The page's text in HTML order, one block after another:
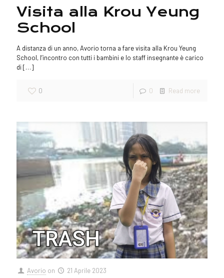
Visita alla Krou Yeung
School
A distanza di un anno, Avorio torna a fare visita alla Krou Yeung
School, l’incontro con tutti i bambini e lo staff insegnante è carico
di […]
0 0 Read more
Avorio on 21 Aprile 2023